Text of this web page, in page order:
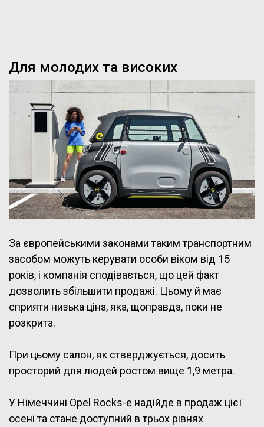
Для молодих та високих
За європейськими законами таким транспортним
засобом можуть керувати особи віком від 15
років, і компанія сподівається, що цей факт
дозволить збільшити продажі. Цьому й має
сприяти низька ціна, яка, щоправда, поки не
розкрита.
При цьому салон, як стверджується, досить
просторий для людей ростом вище 1,9 метра.
У Німеччині Opel Rocks-e надійде в продаж цієї
осені та стане доступний в трьох рівнях